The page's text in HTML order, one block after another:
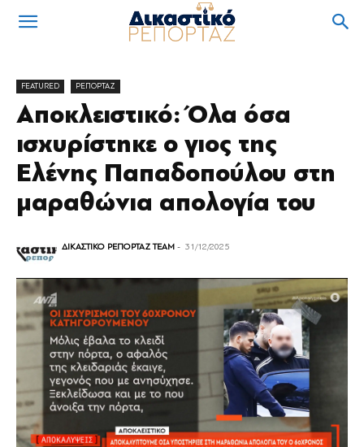
FEATURED ΡΕΠΟΡΤΑΖ
Αποκλειστικό: Όλα όσα
ισχυρίστηκε ο γιος της
Ελένης Παπαδοπούλου στη
μαραθώνια απολογία του
ΔΙΚΑΣΤΙΚΟ ΡΕΠΟΡΤΑΖ TEAM - 31/12/2025